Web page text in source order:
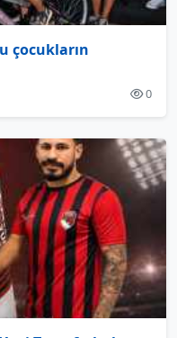
çocukların
0